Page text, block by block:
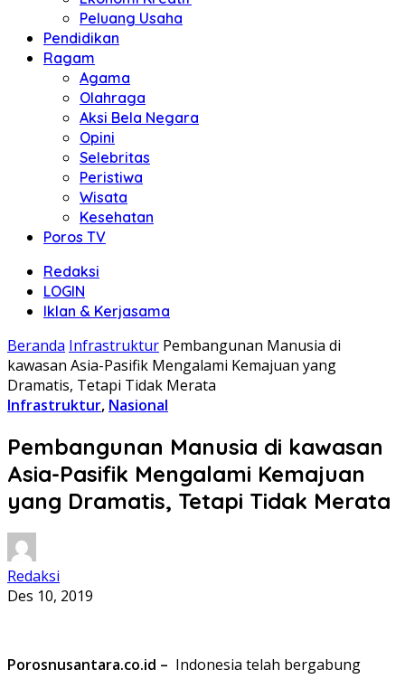
Peluang Usaha
Pendidikan
Ragam
Agama
Olahraga
Aksi Bela Negara
Opini
Selebritas
Peristiwa
Wisata
Kesehatan
Poros TV
Redaksi
LOGIN
Iklan & Kerjasama
Beranda Infrastruktur Pembangunan Manusia di
kawasan Asia-Pasifik Mengalami Kemajuan yang
Dramatis, Tetapi Tidak Merata
Infrastruktur, Nasional
Pembangunan Manusia di kawasan
Asia-Pasifik Mengalami Kemajuan
yang Dramatis, Tetapi Tidak Merata
Redaksi
Des 10, 2019
Porosnusantara.co.id – Indonesia telah bergabung